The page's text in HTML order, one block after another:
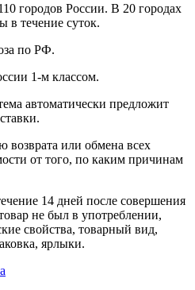
городов России. В 20 городах
в течение суток.
по РФ.
1-м классом.
автоматически предложит
или обмена всех
от того, по каким причинам
14 дней после совершения
не был в употреблении,
свойства, товарный вид,
ярлыки.